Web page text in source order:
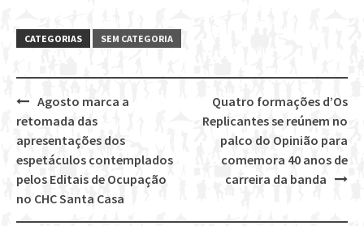
CATEGORIAS SEM CATEGORIA
Post
navigation
Quatro formações d’Os
Replicantes se reúnem no
palco do Opinião para
comemora 40 anos de
carreira da banda
Agosto marca a
retomada das
apresentações dos
espetáculos contemplados
pelos Editais de Ocupação
no CHC Santa Casa